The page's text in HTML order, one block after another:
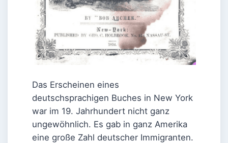
Das Erscheinen eines
deutschsprachigen Buches in New York
war im 19. Jahrhundert nicht ganz
ungewöhnlich. Es gab in ganz Amerika
eine große Zahl deutscher Immigranten.